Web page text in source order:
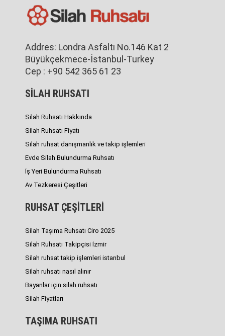
Addres: Londra Asfaltı No.146 Kat 2
Büyükçekmece-İstanbul-Turkey
Cep : +90 542 365 61 23
SİLAH RUHSATI
Silah Ruhsatı Hakkında
Silah Ruhsatı Fiyatı
Silah ruhsat danışmanlık ve takip işlemleri
Evde Silah Bulundurma Ruhsatı
İş Yeri Bulundurma Ruhsatı
Av Tezkeresi Çeşitleri
RUHSAT ÇEŞİTLERİ
Silah Taşıma Ruhsatı Ciro 2025
Silah Ruhsatı Takipçisi İzmir
Silah ruhsat takip işlemleri istanbul
Silah ruhsatı nasıl alınır
Bayanlar için silah ruhsatı
Silah Fiyatları
TAŞIMA RUHSATI